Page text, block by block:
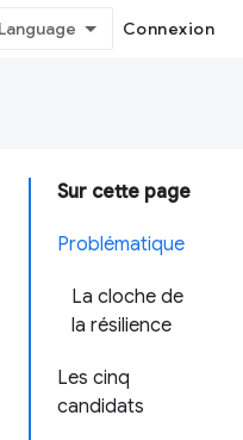
Connexion
Sur cette page
Problématique
La cloche de
la résilience
Les cinq
candidats